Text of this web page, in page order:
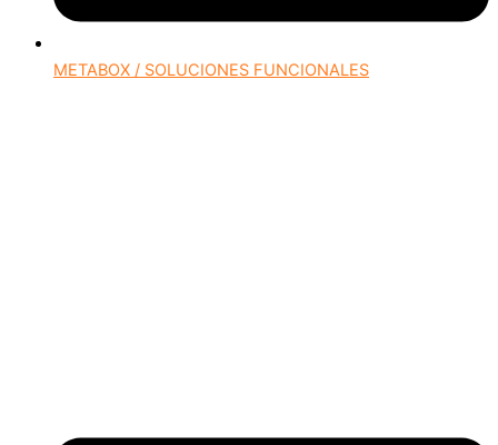
METABOX / SOLUCIONES FUNCIONALES